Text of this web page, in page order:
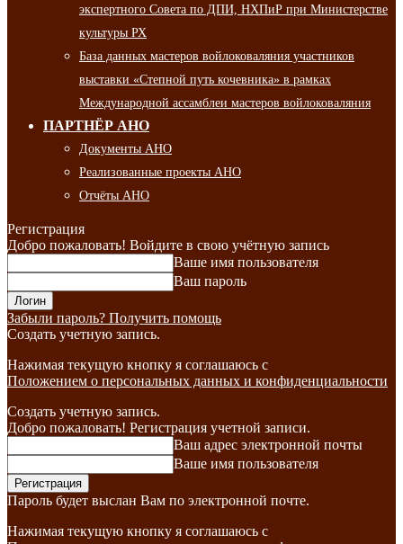
экспертного Совета по ДПИ, НХПиР при Министерстве
культуры РХ
База данных мастеров войлоковаляния участников
выставки «Степной путь кочевника» в рамках
Международной ассамблеи мастеров войлоковаляния
ПАРТНЁР АНО
Документы АНО
Реализованные проекты АНО
Отчёты АНО
Регистрация
Добро пожаловать! Войдите в свою учётную запись
Ваше имя пользователя
Ваш пароль
Забыли пароль? Получить помощь
Создать учетную запись.
Нажимая текущую кнопку я соглашаюсь с
Положением о персональных данных и конфиденциальности
Создать учетную запись.
Добро пожаловать! Регистрация учетной записи.
Ваш адрес электронной почты
Ваше имя пользователя
Пароль будет выслан Вам по электронной почте.
Нажимая текущую кнопку я соглашаюсь с